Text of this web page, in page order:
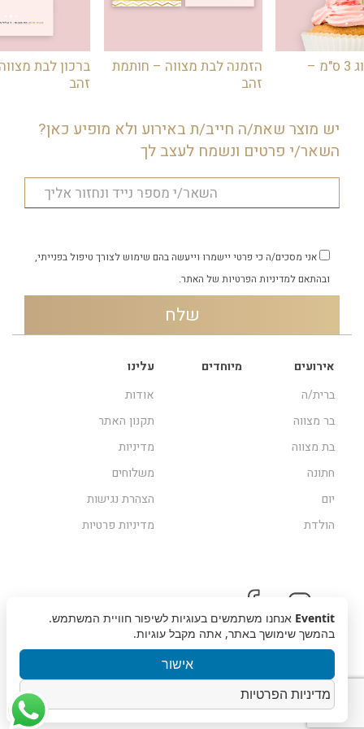
מדבקות מיתוג 3 ס"מ –
הזמנה לבת מצווה – חותמת
זהב
ברכון לבת
זהב
יש מוצר שאת/ה חייב/ת באירוע ולא מופיע כאן?
השאר/י פרטים ונשמח לעצב לך
אני מסכים/ה כי פרטי יישמרו וייעשה בהם שימוש לצורך טיפול בפנייתי,
ובהתאם למדיניות הפרטיות של האתר.
אירועים
ברית/ה
בר מצווה
בת מצווה
חתונה
יום
הולדת
מיוחדים
עלינו
אודות
תקנון האתר
מדיניות
משלוחים
הצהרת נגישות
מדיניות פרטיות
זכויות שמורות © 2019, Eventit | עיצוב אתר מוזי
Eventit אנחנו משתמשים בעוגיות לשיפור חוויית המשתמש.
בהמשך שימושך באתר, אתה מקבל עוגיות.
אישור
מדיניות הפרטיות